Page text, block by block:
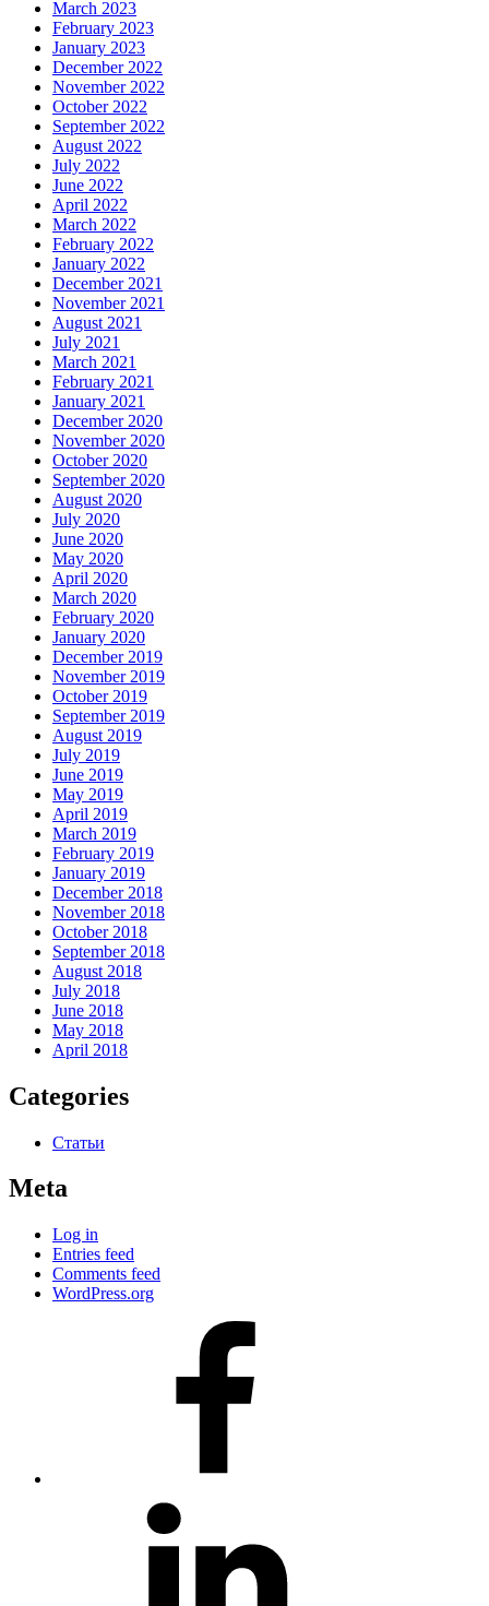
March 2023
February 2023
January 2023
December 2022
November 2022
October 2022
September 2022
August 2022
July 2022
June 2022
April 2022
March 2022
February 2022
January 2022
December 2021
November 2021
August 2021
July 2021
March 2021
February 2021
January 2021
December 2020
November 2020
October 2020
September 2020
August 2020
July 2020
June 2020
May 2020
April 2020
March 2020
February 2020
January 2020
December 2019
November 2019
October 2019
September 2019
August 2019
July 2019
June 2019
May 2019
April 2019
March 2019
February 2019
January 2019
December 2018
November 2018
October 2018
September 2018
August 2018
July 2018
June 2018
May 2018
April 2018
Categories
Статьи
Meta
Log in
Entries feed
Comments feed
WordPress.org